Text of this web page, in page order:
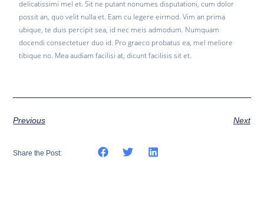
delicatissimi mel et. Sit ne putant nonumes disputationi, cum dolor
possit an, quo velit nulla et. Eam cu legere eirmod. Vim an prima
ubique, te duis percipit sea, id nec meis admodum. Numquam
docendi consectetuer duo id. Pro graeco probatus ea, mel meliore
tibique no. Mea audiam facilisi at, dicunt facilisis sit et.
Previous Next
Share the Post: